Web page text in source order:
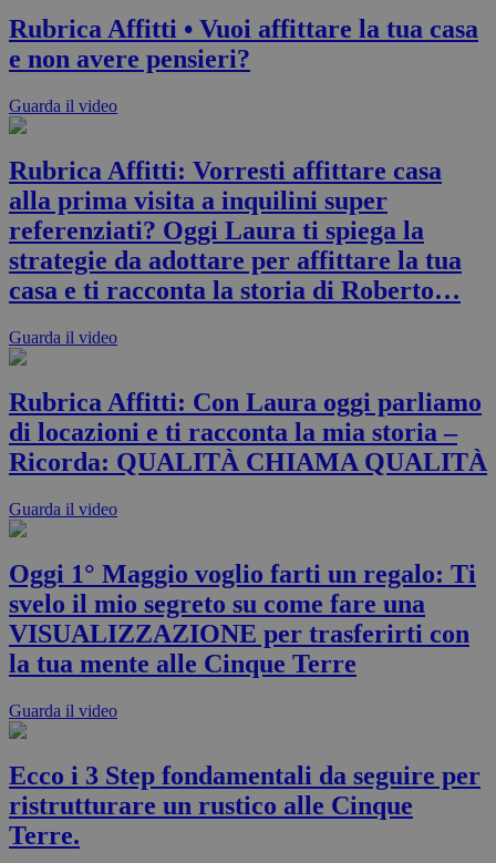
Rubrica Affitti • Vuoi affittare la tua casa
e non avere pensieri?
Guarda il video
Rubrica Affitti: Vorresti affittare casa
alla prima visita a inquilini super
referenziati? Oggi Laura ti spiega la
strategie da adottare per affittare la tua
casa e ti racconta la storia di Roberto…
Guarda il video
Rubrica Affitti: Con Laura oggi parliamo
di locazioni e ti racconta la mia storia –
Ricorda: QUALITÀ CHIAMA QUALITÀ
Guarda il video
Oggi 1° Maggio voglio farti un regalo: Ti
svelo il mio segreto su come fare una
VISUALIZZAZIONE per trasferirti con
la tua mente alle Cinque Terre
Guarda il video
Ecco i 3 Step fondamentali da seguire per
ristrutturare un rustico alle Cinque
Terre.